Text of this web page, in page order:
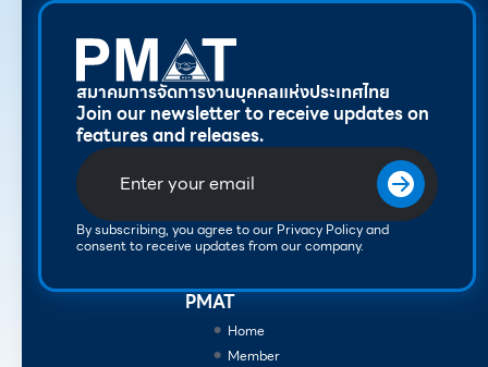
สมาคมการจัดการงานบุคคลแห่งประเทศไทย
Join our newsletter to receive updates on
features and releases.
By subscribing, you agree to our Privacy Policy and
consent to receive updates from our company.
PMAT
Home
Member